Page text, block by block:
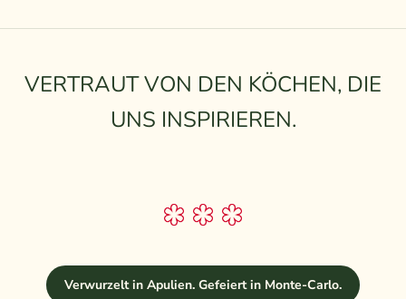
VERTRAUT VON DEN KÖCHEN, DIE
UNS INSPIRIEREN.
Verwurzelt in Apulien. Gefeiert in Monte-Carlo.